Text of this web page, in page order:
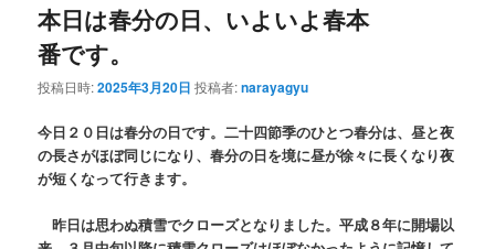
本日は春分の日、いよいよ春本
番です。
投稿日時:2025年3月20日 投稿者:narayagyu
今日２０日は春分の日です。二十四節季のひとつ春分は、昼と夜
の長さがほぼ同じになり、春分の日を境に昼が徐々に長くなり夜
が短くなって行きます。
昨日は思わぬ積雪でクローズとなりました。平成８年に開場以